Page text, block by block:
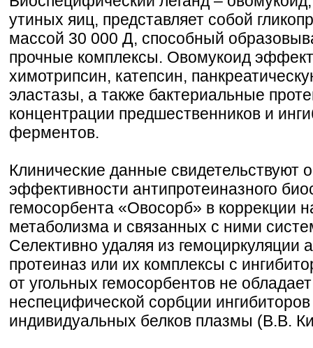
утиных яиц, представляет собой
массой 30 000 Д, способный
прочные комплексы. Овомукоид
химотрипсин, катепсин,
эластазы, а также бактериальные
концентрации предшественников и
ферментов.
Клинические данные свидетельствуют
эффективности антипротеиназного
гемосорбента «Овосорб» в коррекции
метаболизма и связанных с ними
Селективно удаляя из
протеиназ или их комплексы с
от угольных гемосорбентов не
неспецифической сорбции
индивидуальных белков плазмы (В.В.